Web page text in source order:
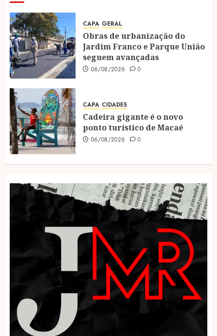
CAPA GERAL
Obras de urbanização do
Jardim Franco e Parque União
seguem avançadas
06/08/2026 0
CAPA CIDADES
Cadeira gigante é o novo
ponto turístico de Macaé
06/08/2026 0